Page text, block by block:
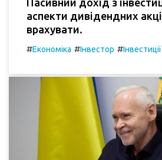
Пасивний дохід з
аспекти дивідендних
врахувати.
#Економіка #Інвестор #Інвестиції